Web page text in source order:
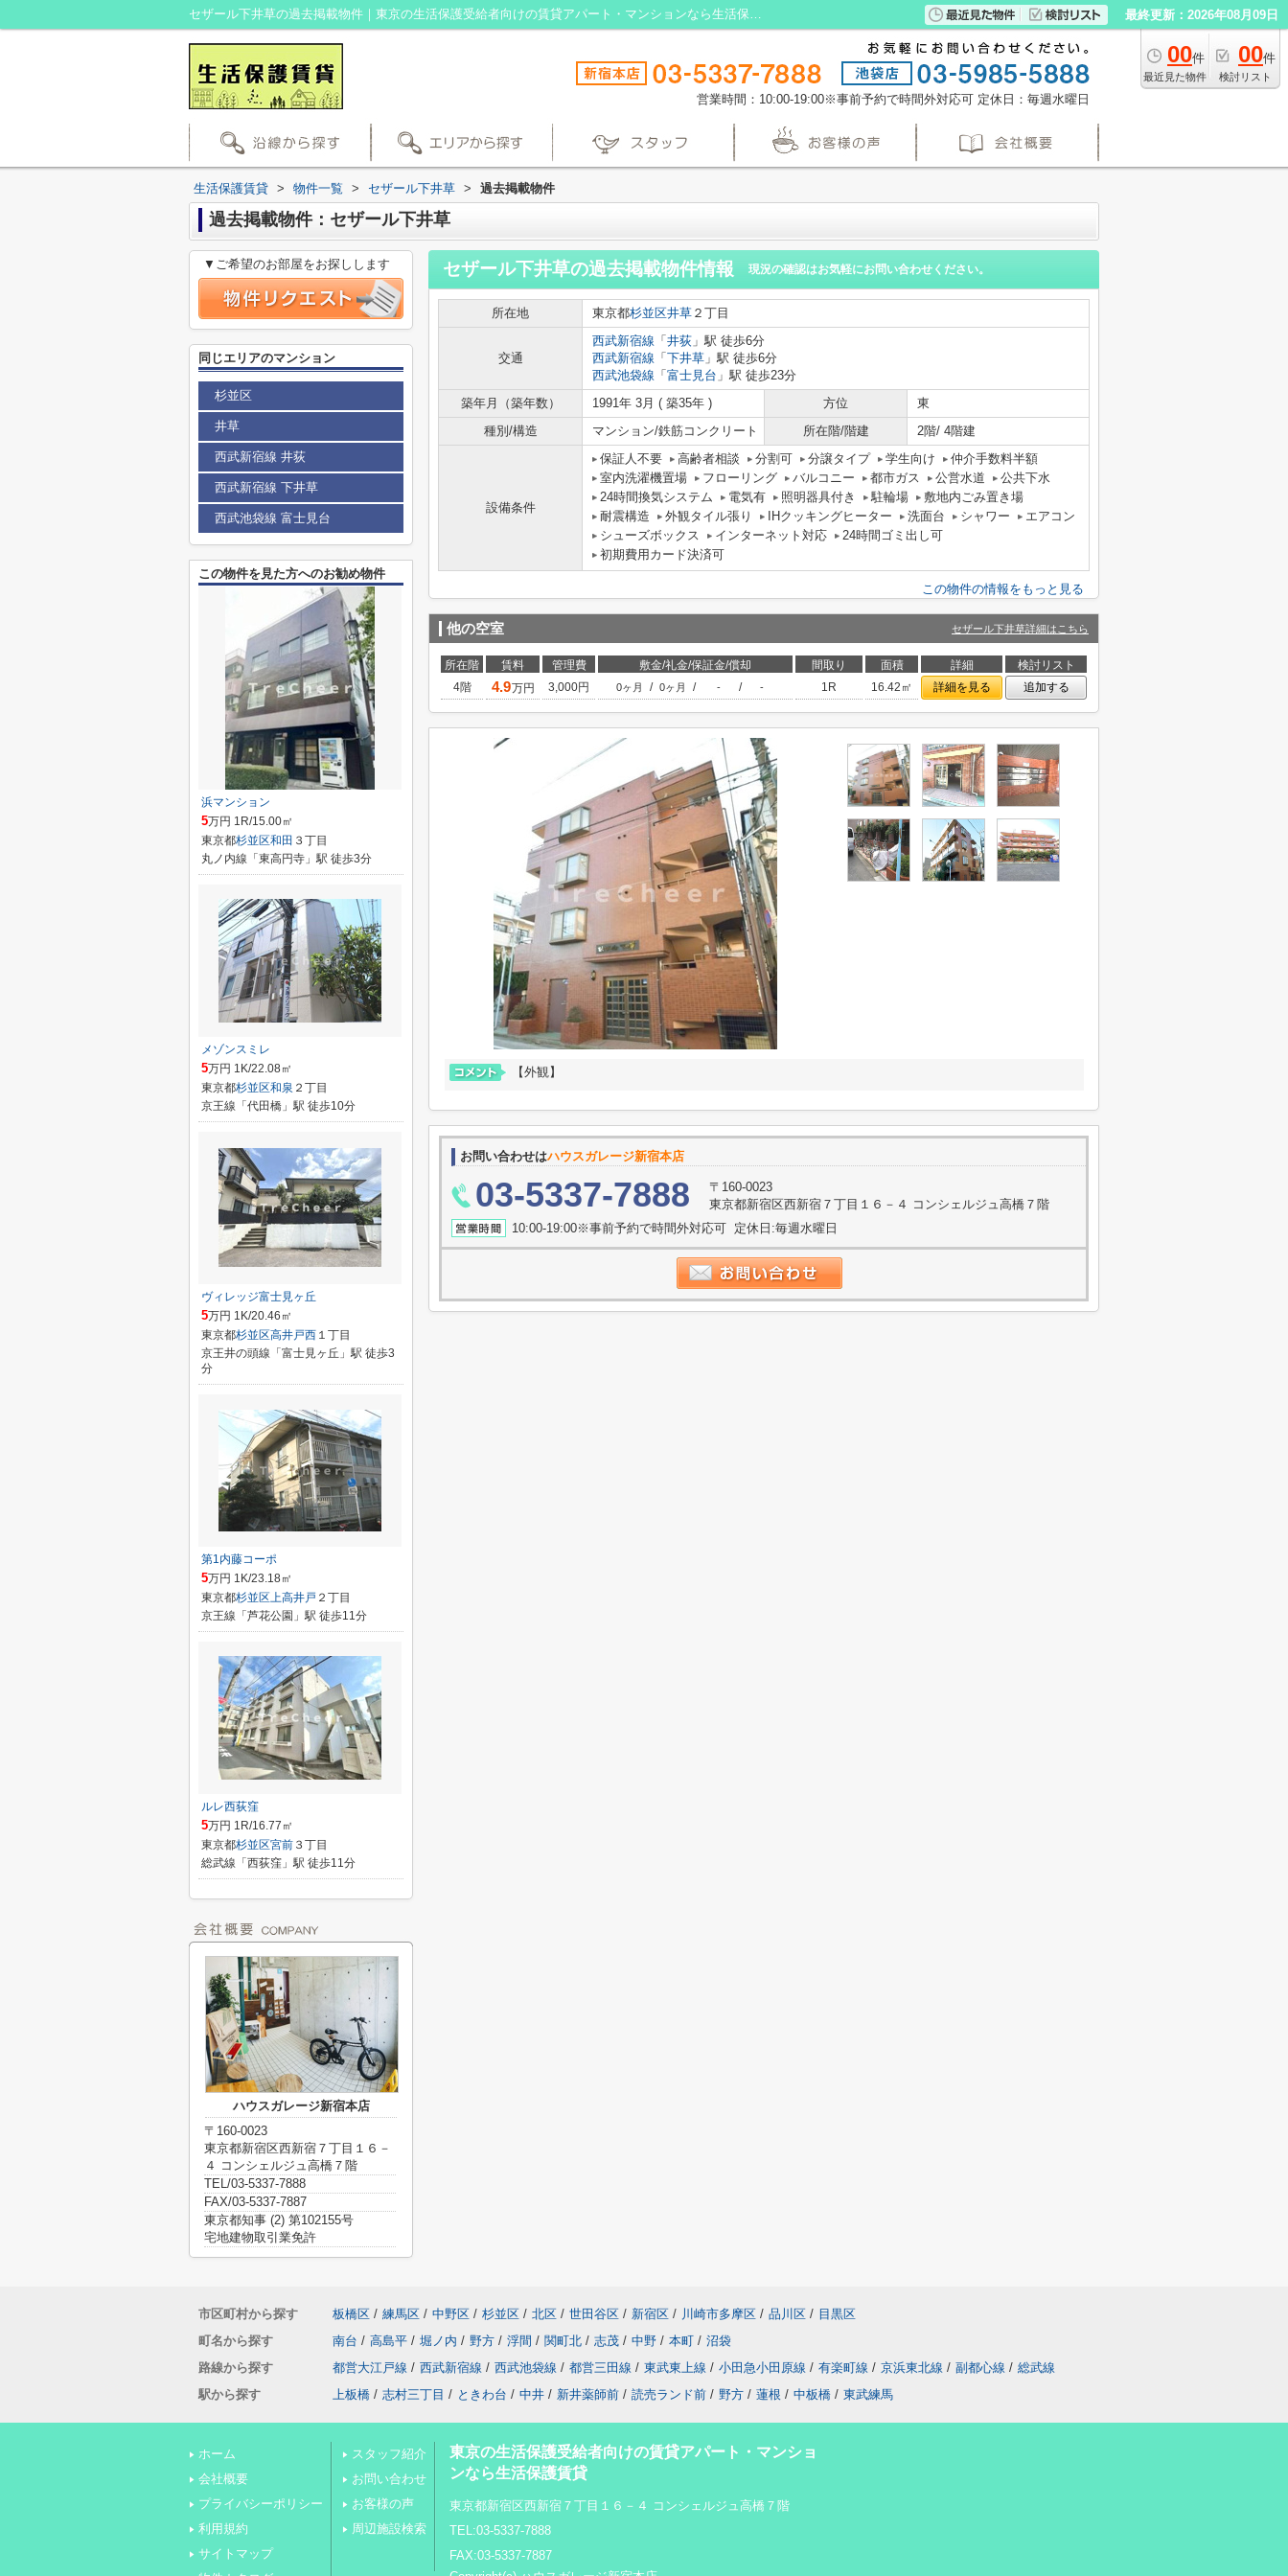
セザール下井草の過去掲載物件｜東京の生活保護受給者向けの賃貸アパート・マンションなら生活保護賃貸 最終更新：2026年08月09日
00件
最近見た物件
00件
検討リスト
営業時間：10:00-19:00※事前予約で時間外対応可 定休日：毎週水曜日
生活保護賃貸 > 物件一覧 > セザール下井草 > 過去掲載物件
過去掲載物件：セザール下井草
セザール下井草の過去掲載物件情報 現況の確認はお気軽にお問い合わせください。
所在地 東京都杉並区井草 ２丁目
交通
西武新宿線 「 井荻 」駅 徒歩6分
西武新宿線 「 下井草 」駅 徒歩6分
西武池袋線 「 富士見台 」駅 徒歩23分
築年月（築年数）
1991年 3月 ( 築35年 ) 方位
東
種別/構造
マンション/鉄筋コンクリート 所在階/階建 2階/ 4階建
設備条件
保証人不要 高齢者相談 分割可 分譲タイプ 学生向け
仲介手数料半額
室内洗濯機置場
フローリング バルコニー 都市ガス 公営水道
公共下水
24時間換気システム
電気有 照明器具付き 駐輪場
敷地内ごみ置き場
耐震構造
外観タイル張り IHクッキングヒーター 洗面台 シャワー
エアコン
シューズボックス
インターネット対応
24時間ゴミ出し可
初期費用カード決済可
この物件の情報をもっと見る
他の空室 セザール下井草詳細はこちら
所在階 賃料 管理費 敷金/礼金/保証金/償却 間取り 面積 詳細
検討リスト
4階
4.9万円 3,000円 0ヶ月 / 0ヶ月 / - / - 1R 16.42㎡ 詳細を見る 追加する
【外観】
お問い合わせはハウスガレージ新宿本店
03-5337-7888
〒160-0023
東京都新宿区西新宿７丁目１６－４ コンシェルジュ高橋７階
10:00-19:00※事前予約で時間外対応可 定休日:毎週水曜日
▼ご希望のお部屋をお探しします
同じエリアのマンション
杉並区
井草
西武新宿線 井荻
西武新宿線 下井草
西武池袋線 富士見台
この物件を見た方へのお勧め物件
浜マンション
5万円 1R/15.00㎡
東京都杉並区和田 ３丁目
丸ノ内線「東高円寺」駅 徒歩3分
メゾンスミレ
5万円 1K/22.08㎡
東京都杉並区和泉 ２丁目
京王線「代田橋」駅 徒歩10分
ヴィレッジ富士見ヶ丘
5万円 1K/20.46㎡
東京都杉並区高井戸西 １丁目
京王井の頭線「富士見ヶ丘」駅 徒歩3
分
第1内藤コーポ
5万円 1K/23.18㎡
東京都杉並区上高井戸 ２丁目
京王線「芦花公園」駅 徒歩11分
ルレ西荻窪
5万円 1R/16.77㎡
東京都杉並区宮前 ３丁目
総武線「西荻窪」駅 徒歩11分
ハウスガレージ新宿本店
〒160-0023
東京都新宿区西新宿７丁目１６－
４ コンシェルジュ高橋７階
TEL/03-5337-7888
FAX/03-5337-7887
東京都知事 (2) 第102155号
宅地建物取引業免許
市区町村から探す 板橋区 / 練馬区 / 中野区 / 杉並区 / 北区 / 世田谷区 / 新宿区 / 川崎市多摩区 / 品川区 / 目黒区
町名から探す
南台 / 高島平 / 堀ノ内 / 野方 / 浮間 / 関町北 / 志茂 / 中野 / 本町 / 沼袋
路線から探す
都営大江戸線 / 西武新宿線 / 西武池袋線 / 都営三田線 / 東武東上線 / 小田急小田原線 / 有楽町線 / 京浜東北線 / 副都心線 / 総武線
駅から探す
上板橋 / 志村三丁目 / ときわ台 / 中井 / 新井薬師前 / 読売ランド前 / 野方 / 蓮根 / 中板橋 / 東武練馬
ホーム
会社概要
プライバシーポリシー
利用規約
サイトマップ
スタッフ紹介
お問い合わせ
お客様の声
周辺施設検索
東京の生活保護受給者向けの賃貸アパート・マンショ
ンなら生活保護賃貸
東京都新宿区西新宿７丁目１６－４ コンシェルジュ高橋７階
TEL:03-5337-7888
FAX:03-5337-7887